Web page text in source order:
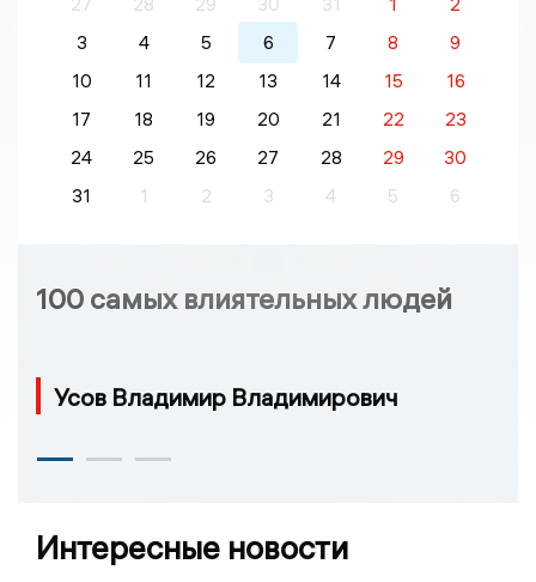
27 28 29 30 31 1
2
3
4 5 6 7 8
9
10
11 12 13 14 15
16
17
18 19 20 21 22
23
24
25 26 27 28 29
30
31
1 2 3 4 5 6
100 самых влиятельных людей
Усов Владимир Владимирович
Интересные новости